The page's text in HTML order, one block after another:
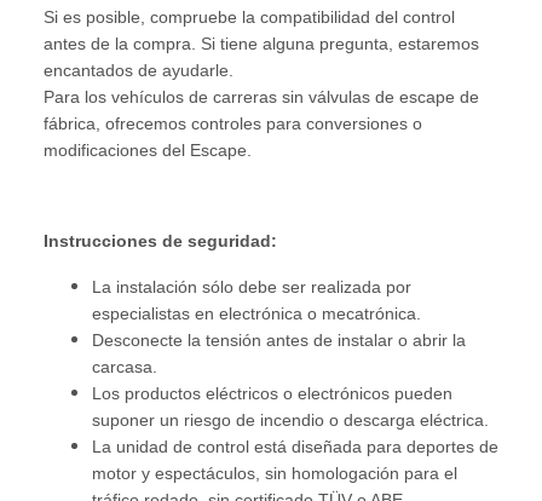
Si es posible, compruebe la compatibilidad del control
antes de la compra. Si tiene alguna pregunta, estaremos
encantados de ayudarle.
Para los vehículos de carreras sin válvulas de escape de
fábrica, ofrecemos controles para conversiones o
modificaciones del Escape.
Instrucciones de seguridad:
La instalación sólo debe ser realizada por
especialistas en electrónica o mecatrónica.
Desconecte la tensión antes de instalar o abrir la
carcasa.
Los productos eléctricos o electrónicos pueden
suponer un riesgo de incendio o descarga eléctrica.
La unidad de control está diseñada para deportes de
motor y espectáculos, sin homologación para el